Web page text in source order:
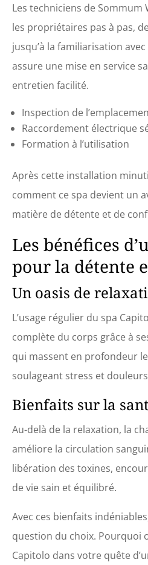
Les techniciens de Sommum
les propriétaires pas à pas,
jusqu’à la familiarisation
assure une mise en service
entretien facilité.
Inspection de
Raccordement électrique
Formation à l’utilisation
Après cette installation
comment ce spa devient un
matière de détente et de
Les bénéfices
pour la détente
Un oasis de
L’usage régulier du spa
complète du corps grâce à
qui massent en profondeur
soulageant stress et
Bienfaits sur la
Au-delà de la relaxation, la
améliore la circulation
libération des toxines,
de vie sain et équilibré.
Avec ces bienfaits
question du choix. Pourquoi
Capitolo dans votre quête